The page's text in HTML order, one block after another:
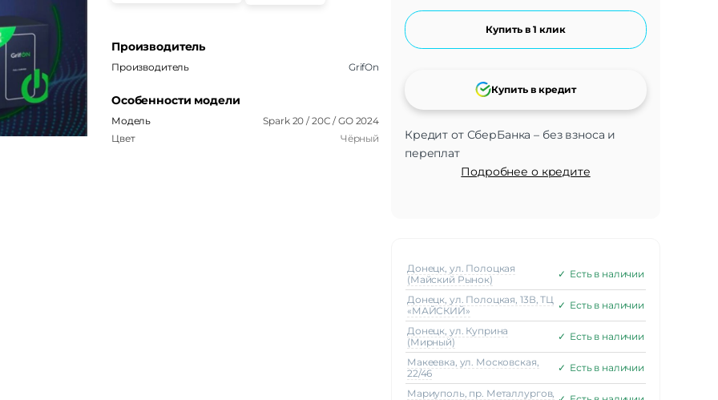
Производитель
Производитель GrifOn
Особенности модели
Модель
Spark 20 / 20C / GO 2024
Цвет
Чёрный
Купить в 1 клик
Кредит от СберБанка – без взноса и
переплат
Подробнее о кредите
Купить в кредит
Донецк, ул. Полоцкая
(Майский Рынок)
✓ Есть в наличии
Донецк, ул. Полоцкая, 13В, ТЦ
«МАЙСКИЙ»
✓ Есть в наличии
Донецк, ул. Куприна
(Мирный)
✓ Есть в наличии
Макеeвка, ул. Московская,
22/46
✓ Есть в наличии
Мариуполь, пр. Металлургов,